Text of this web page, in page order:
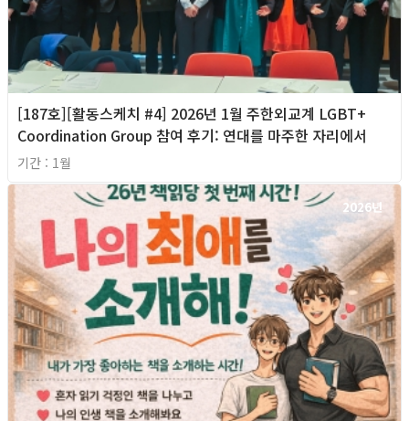
[187호][활동스케치 #4] 2026년 1월 주한외교계 LGBT+
Coordination Group 참여 후기: 연대를 마주한 자리에서
기간 : 1월
2026년